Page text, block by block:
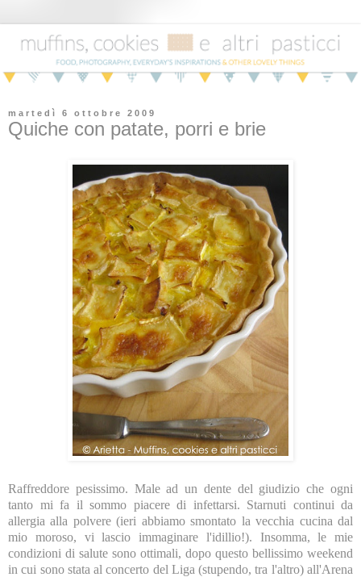
martedì 6 ottobre 2009
Quiche con patate, porri e brie
Raffreddore pesissimo. Male ad un dente del giudizio che ogni
tanto mi fa il sommo piacere di infettarsi. Starnuti continui da
allergia alla polvere (ieri abbiamo smontato la vecchia cucina dal
mio moroso, vi lascio immaginare l'idillio!). Insomma, le mie
condizioni di salute sono ottimali, dopo questo bellissimo weekend
in cui sono stata al concerto del Liga (stupendo, tra l'altro) all'Arena